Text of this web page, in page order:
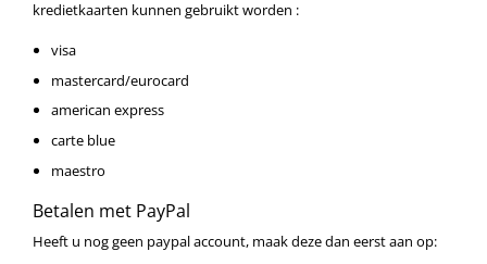
kredietkaarten kunnen gebruikt worden :
visa
mastercard/eurocard
american express
carte blue
maestro
Betalen met PayPal
Heeft u nog geen paypal account, maak deze dan eerst aan op: